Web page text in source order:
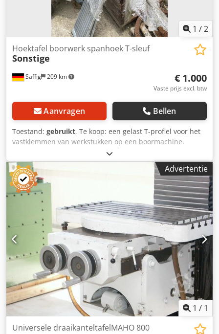
1 /2
Saffig 209 km
Hoektafel boorwerk spanhoek T-sleuf
Sonstige
€ 1.000
Vaste prijs excl. btw
Aanvragen Bellen
Toestand: gebruikt, Te koop: een gelast T-profiel voor het
vastklemmen van werkstukken op een boormachine.
Dedpfoznv E Nsx Akxowa Afmetingen: Beenlengtes 1500 x
850 Breedte 1400
Advertentie
1 / 1
Universele draaikanteltafelMAHO 800